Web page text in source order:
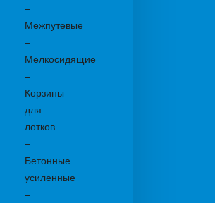
–
Межпутевые
–
Мелкосидящие
–
Корзины
для
лотков
–
Бетонные
усиленные
–